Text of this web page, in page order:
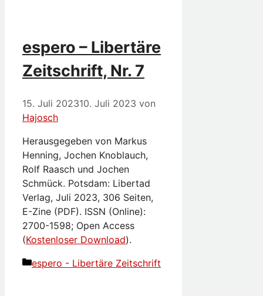
espero – Libertäre
Zeitschrift, Nr. 7
15. Juli 202310. Juli 2023 von
Hajosch
Herausgegeben von Markus
Henning, Jochen Knoblauch,
Rolf Raasch und Jochen
Schmück. Potsdam: Libertad
Verlag, Juli 2023, 306 Seiten,
E-Zine (PDF). ISSN (Online):
2700-1598; Open Access
(Kostenloser Download).
Kategorien
espero - Libertäre Zeitschrift